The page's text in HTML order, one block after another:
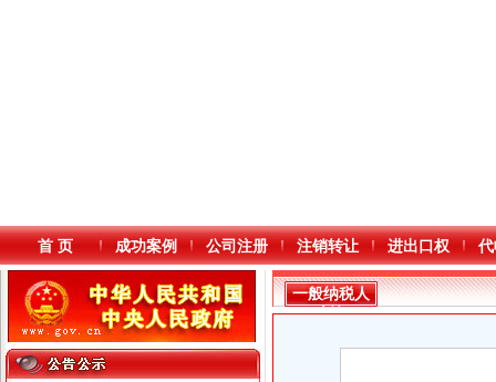
首 页 成功案例 公司注册 注销转让 进出口权
一般纳税人
查询